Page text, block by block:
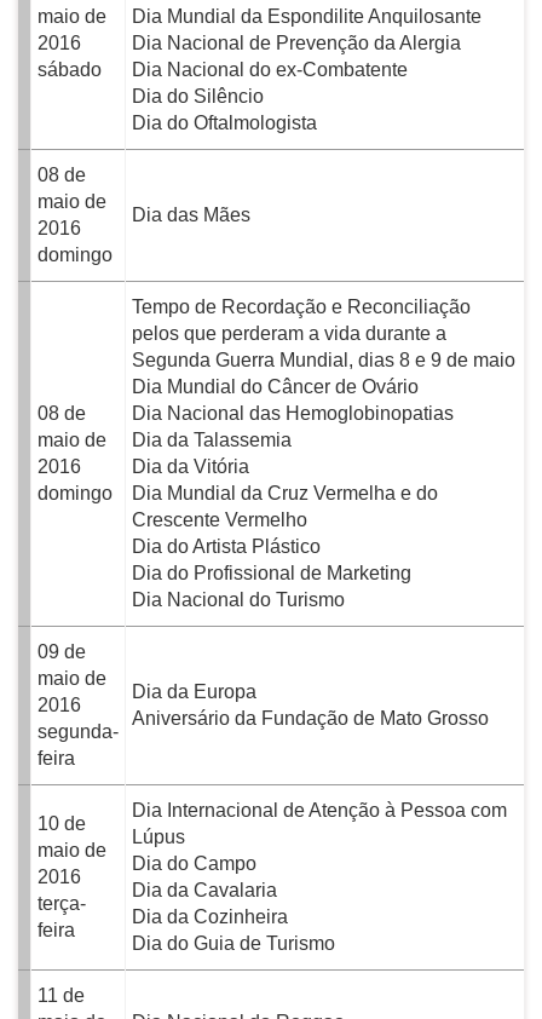
maio de
2016
sábado
Dia Mundial da Espondilite Anquilosante
Dia Nacional de Prevenção da Alergia
Dia Nacional do ex-Combatente
Dia do Silêncio
Dia do Oftalmologista
08 de
maio de
2016
domingo
Dia das Mães
08 de
maio de
2016
domingo
Tempo de Recordação e Reconciliação
pelos que perderam a vida durante a
Segunda Guerra Mundial, dias 8 e 9 de maio
Dia Mundial do Câncer de Ovário
Dia Nacional das Hemoglobinopatias
Dia da Talassemia
Dia da Vitória
Dia Mundial da Cruz Vermelha e do
Crescente Vermelho
Dia do Artista Plástico
Dia do Profissional de Marketing
Dia Nacional do Turismo
09 de
maio de
2016
segunda-
feira
Dia da Europa
Aniversário da Fundação de Mato Grosso
10 de
maio de
2016
terça-
feira
Dia Internacional de Atenção à Pessoa com
Lúpus
Dia do Campo
Dia da Cavalaria
Dia da Cozinheira
Dia do Guia de Turismo
11 de